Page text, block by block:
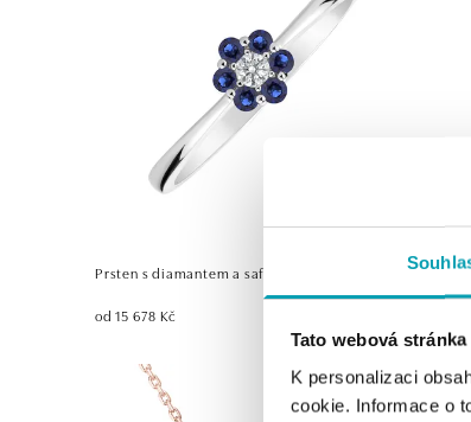
Tato webová
K personalizaci
cookie. Informace o
Prsten s diamantem a safíry Shiny Constellation
od 15 678 Kč